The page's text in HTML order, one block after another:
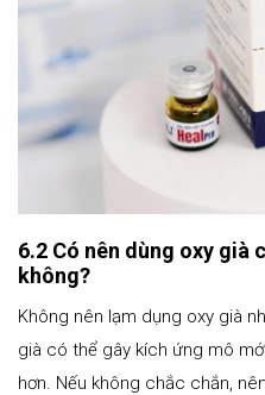
6.2 Có nên dùng oxy già
không?
Không nên lạm dụng oxy già
già có thể gây kích ứng mô
hơn. Nếu không chắc chắn,